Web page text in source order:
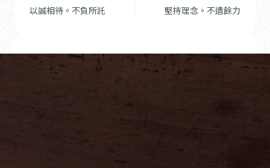
以誠相待。不負所託 堅持理念。不遺餘力